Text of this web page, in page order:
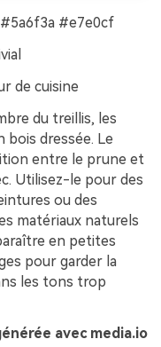
#e7e0cf
de cuisine
du treillis, les
dressée. Le
entre le prune et
Utilisez-le pour des
ou des
matériaux naturels
en petites
pour garder la
les tons trop
avec media.io